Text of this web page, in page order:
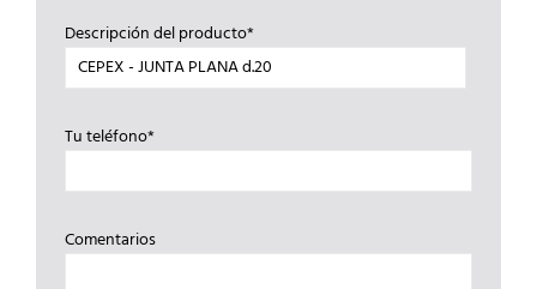
Descripción del producto*
Tu teléfono*
Comentarios